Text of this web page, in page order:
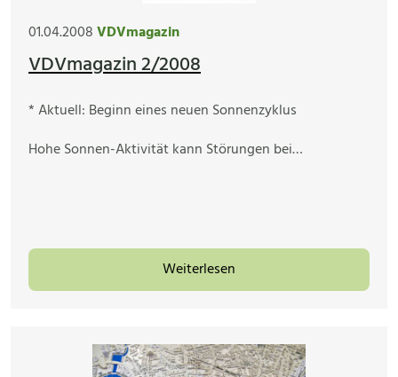
01.04.2008VDVmagazin
VDVmagazin 2/2008
* Aktuell: Beginn eines neuen Sonnenzyklus
Hohe Sonnen-Aktivität kann Störungen bei…
Weiterlesen